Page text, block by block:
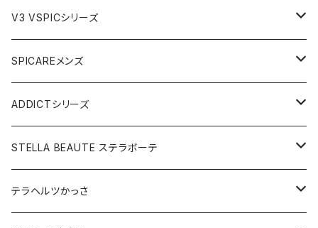
VSPIC C グロウミスト
VSPICサンセラム
レーザー&EMSリフトブラシPRO2.0
V3 Ｖスピック ブライトデリバリーC
V3 ＶスピックCマスク
JOURdeJOUR＆美顔器セット
紫外線対策セット
V3ベースメイクセット
紫外線対策&抗酸化サプリ
VEGANクレンジング
JOURdeJOURセット
メディテーションゲル2本セット
メディテーションゲル&クレンジングセット
リップアディクトセット
ルカドクリーム
V3エキサイティングファンデーション
レフィル
V3シャイニングファンデーション
レフィル
V3ブリリアントファンデーション
レフィル
V3インテリジェントファンデーション
V3 VSPICシリーズ
Cサンセラム
VC美容液
Ｃグロウミスト
ブライトデリバリーC
SPICAREメンズ
スターターセット
VMファンデーション
メンズクレンザー
ADDICTシリーズ
ラッシュアディクト
ラッシュトランスカラ
リップアディクト
STELLA BEAUTE ステラボーテ
ビューティフェイススティックRIN
テラヘルツかっさ